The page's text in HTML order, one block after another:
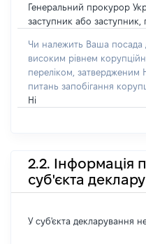
Генеральний прокурор
заступник або заступник,
Чи належить Ваша посада
високим рівнем
переліком, затвердженим
питань запобігання
Ні
2.2. Інформація
суб'єкта
У суб'єкта декларування